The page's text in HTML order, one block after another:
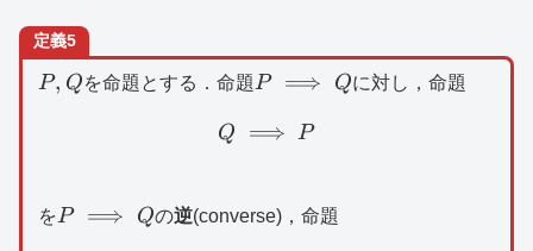
定義5
P,Q
P, Qを命題とする．命題 P\implies
P ⟹ Qに対し，命題
Q\implies P
Q ⟹ P
を P\implies
P ⟹ Qの逆(converse)，命題